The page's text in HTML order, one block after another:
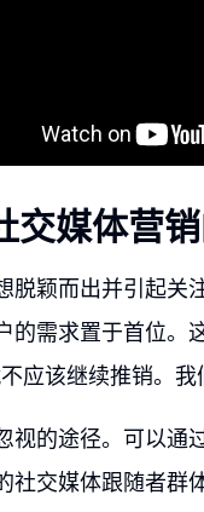
交媒体营
脱颖而出并引起关
的需求置于首位。
应该继续推销。我
视的途径。可以通
社交媒体跟随者群